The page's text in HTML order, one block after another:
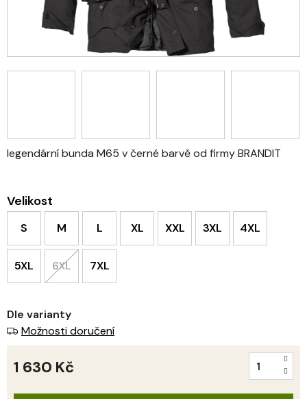
Velikost
S M L XL XXL 3XL 4XL
5XL 6XL 7XL
legendární bunda M65 v černé barvě od firmy BRANDIT
Dle varianty
Možnosti doručení
1 630 Kč